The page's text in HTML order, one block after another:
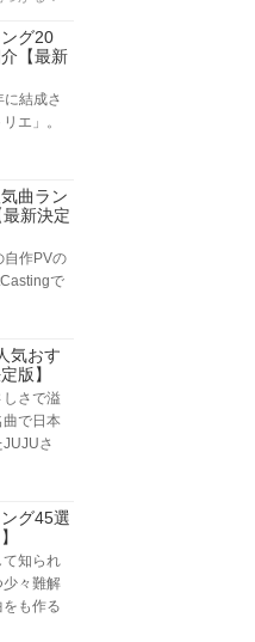
グ20
【最新
結成さ
エ」。
曲ラン
新決定
自作PVの
で
気おす
版】
さで溢
曲で日本
さ
グ45選
て知られ
少々難解
も作る